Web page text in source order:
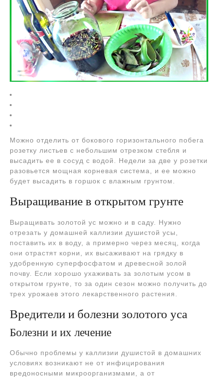
Можно отделить от бокового горизонтального побега
розетку листьев с небольшим отрезком стебля и
высадить ее в сосуд с водой. Недели за две у розетки
разовьется мощная корневая система, и ее можно
будет высадить в горшок с влажным грунтом.
Выращивание в открытом грунте
Выращивать золотой ус можно и в саду. Нужно
отрезать у домашней каллизии душистой усы,
поставить их в воду, а примерно через месяц, когда
они отрастят корни, их высаживают на грядку в
удобренную суперфосфатом и древесной золой
почву. Если хорошо ухаживать за золотым усом в
открытом грунте, то за один сезон можно получить до
трех урожаев этого лекарственного растения.
Вредители и болезни золотого уса
Болезни и их лечение
Обычно проблемы у каллизии душистой в домашних
условиях возникают не от инфицирования
вредоносными микроорганизмами, а от